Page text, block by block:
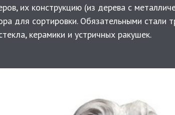
их конструкцию (из дерева с
для сортировки. Обязательными стали
керамики и устричных ракушек.